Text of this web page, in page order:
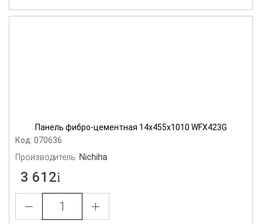
Панель фибро-цементная 14х455х1010 WFX423G
Код: 070636
Производитель: Nichiha
3 612